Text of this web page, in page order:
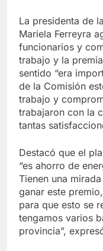
La presidenta de
Mariela Ferreyra
funcionarios y
trabajo y la
sentido “era
de la Comisión
trabajo y
trabajaron con la
tantas
Destacó que el
“es ahorro de
Tienen una
ganar este
para que esto se
tengamos varios
provincia”,